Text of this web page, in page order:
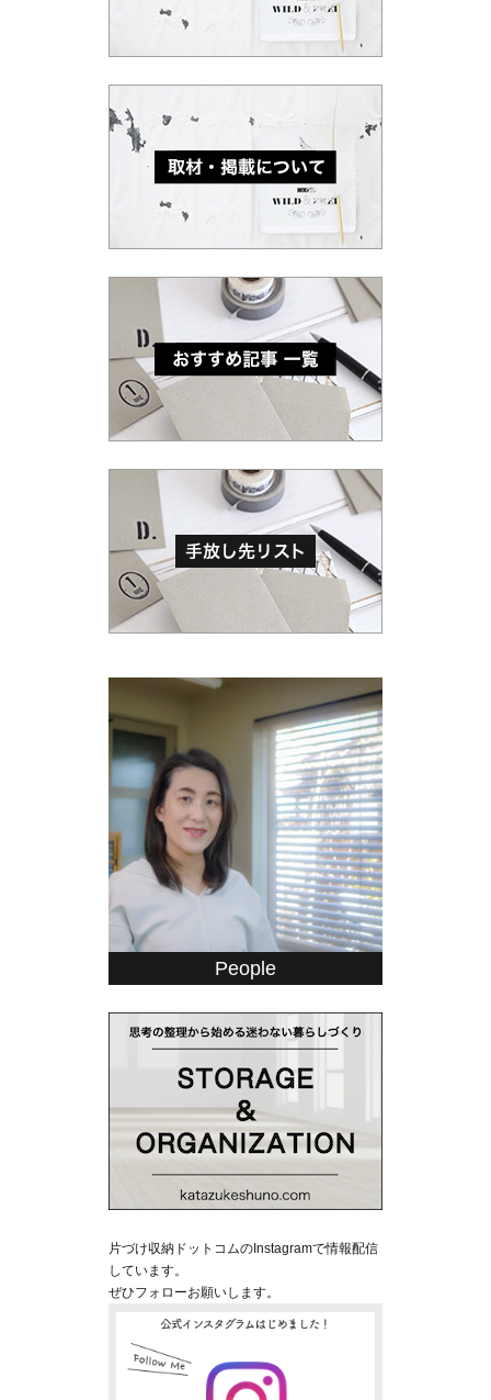
People
片づけ収納ドットコムのInstagramで情報配信
しています。
ぜひフォローお願いします。